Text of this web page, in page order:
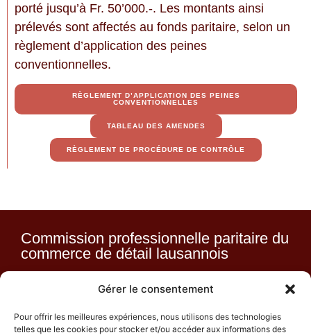
Gérer le consentement
Pour offrir les meilleures expériences, nous utilisons des technologies
telles que les cookies pour stocker et/ou accéder aux informations des
porté jusqu’à Fr. 50’000.-. Les montants ainsi
prélevés sont affectés au fonds paritaire, selon un
règlement d’application des peines
conventionnelles.
RÈGLEMENT D’APPLICATION DES PEINES
CONVENTIONNELLES
TABLEAU DES AMENDES
RÈGLEMENT DE PROCÉDURE DE CONTRÔLE
Commission professionnelle paritaire du
commerce de détail lausannois
Route du Lac 2 – 1094 Paudex
Case postale 1215 – 1001
Lausanne